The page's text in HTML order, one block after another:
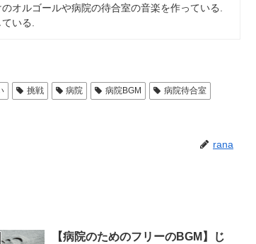
オルゴールや病院の待合室の音楽を作っている.
いる.
挑戦 病院 病院BGM 病院待合室
rana
【病院のためのフリーのBGM】じ